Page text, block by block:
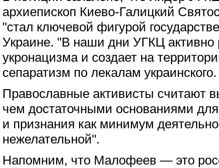
архиепископ Киево-Галицкий
"стал ключевой фигурой
Украине. "В наши дни УГКЦ активно
укронацизма и создает на
сепаратизм по лекалам украинского.
Православные активисты считают
чем достаточными основаниями
и признания как минимум
нежелательной".
Напомним, что Малофеев — это